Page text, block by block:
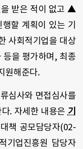
을 받은 적이 없고 ▲
할 계획이 있는 기
사회적기업을 대상
등을 평가하며 , 최종
원해준다.
심사와 면접심사를
. 자세한 내용은 기
책 공모담당자(02-
기업진흥원 담당자